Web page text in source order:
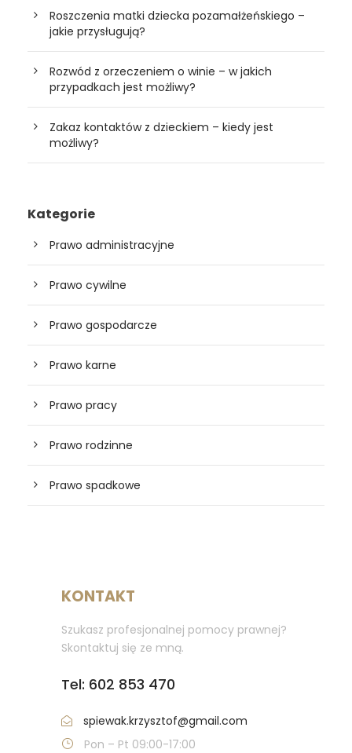
Roszczenia matki dziecka pozamałżeńskiego –
jakie przysługują?
Rozwód z orzeczeniem o winie – w jakich
przypadkach jest możliwy?
Zakaz kontaktów z dzieckiem – kiedy jest
możliwy?
Kategorie
Prawo administracyjne
Prawo cywilne
Prawo gospodarcze
Prawo karne
Prawo pracy
Prawo rodzinne
Prawo spadkowe
KONTAKT
Szukasz profesjonalnej pomocy prawnej?
Skontaktuj się ze mną.
Tel: 602 853 470
spiewak.krzysztof@gmail.com
Pon – Pt 09:00-17:00